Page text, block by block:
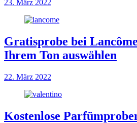
23. März 2022
Gratisprobe bei
Ihrem Ton auswählen
22. März 2022
Kostenlose